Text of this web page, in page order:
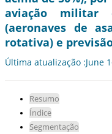
aviação militar
(aeronaves de
rotativa) e
Última atualização :June
Resumo
Índice
Segmentação